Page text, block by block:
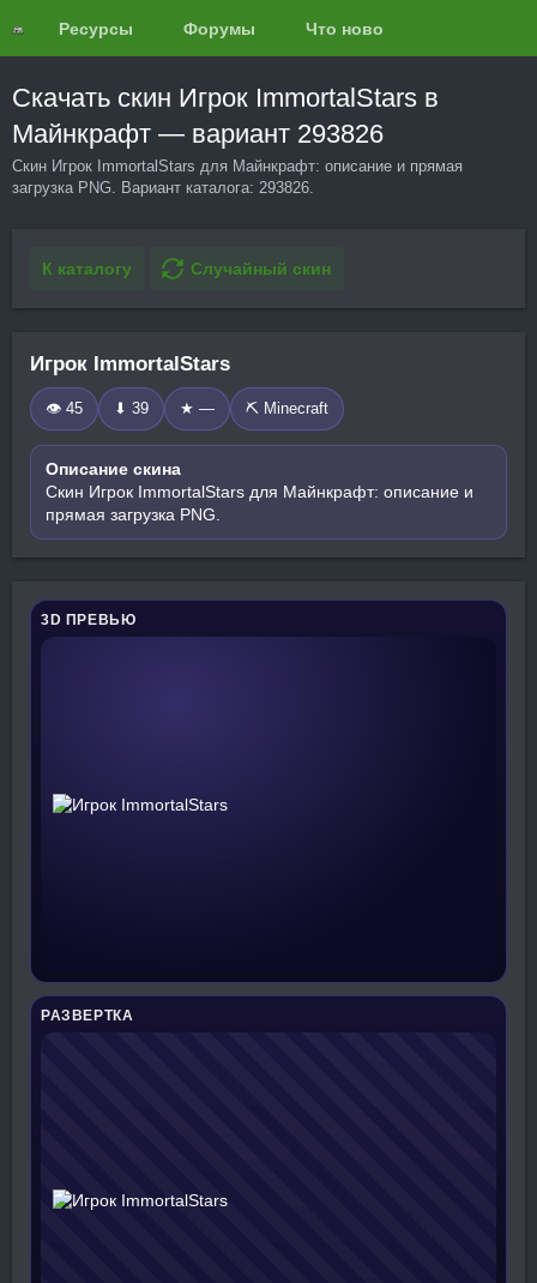
Ресурсы Форумы Что нового?
Скачать скин Игрок ImmortalStars в
Майнкрафт — вариант 293826
Скин Игрок ImmortalStars для Майнкрафт: описание и прямая
загрузка PNG. Вариант каталога: 293826.
К каталогу Случайный скин
Игрок ImmortalStars
👁 45 ⬇ 39 ★ — ⛏️ Minecraft
Описание скина
Скин Игрок ImmortalStars для Майнкрафт: описание и
прямая загрузка PNG.
3D ПРЕВЬЮ
РАЗВЕРТКА